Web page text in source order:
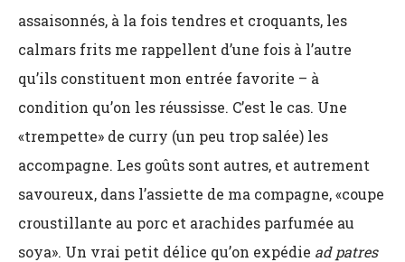
assaisonnés, à la fois tendres et croquants, les
calmars frits me rappellent d’une fois à l’autre
qu’ils constituent mon entrée favorite – à
condition qu’on les réussisse. C’est le cas. Une
«trempette» de curry (un peu trop salée) les
accompagne. Les goûts sont autres, et autrement
savoureux, dans l’assiette de ma compagne, «coupe
croustillante au porc et arachides parfumée au
soya». Un vrai petit délice qu’on expédie ad patres